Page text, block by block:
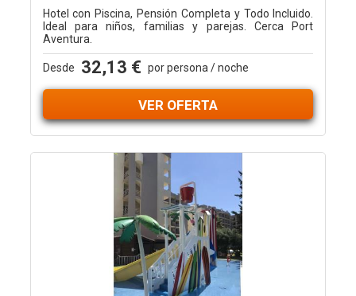
Hotel con Piscina, Pensión Completa y Todo Incluido.
Ideal para niños, familias y parejas. Cerca Port
Aventura.
Desde 32,13 € por persona / noche
VER OFERTA